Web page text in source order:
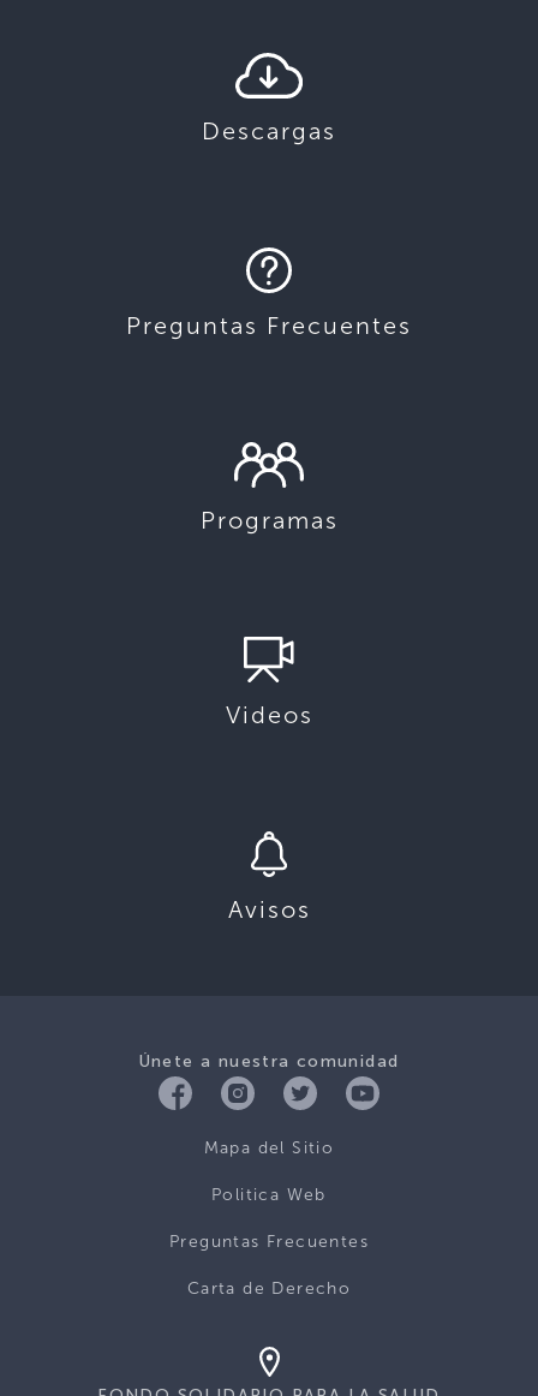
Descargas
Preguntas Frecuentes
Programas
Videos
Avisos
Únete a nuestra comunidad
Mapa del Sitio
Politica Web
Preguntas Frecuentes
Carta de Derecho